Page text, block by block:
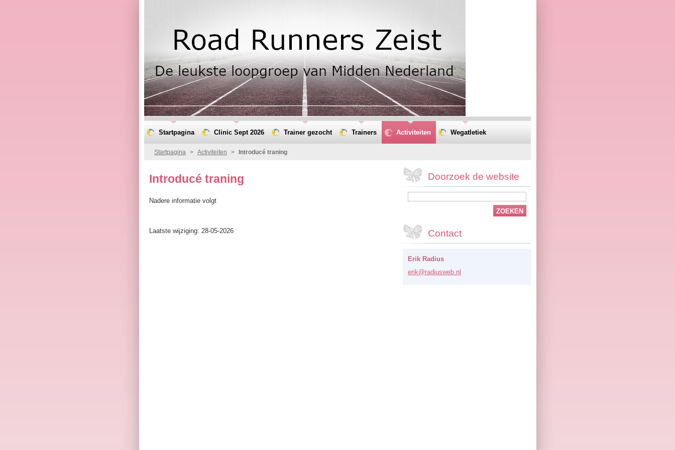
Startpagina > Activiteiten > Introducé traning
Introducé traning
Nadere informatie volgt
Laatste wijziging: 28-05-2026
Doorzoek de website
Contact
Erik Radius
erik@radiusweb.n
Startpagina Clinic Sept 2026 Trainer gezocht Trainers Activiteiten Wegatletiek